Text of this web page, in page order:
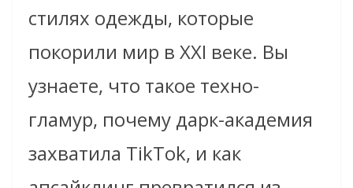
стилях одежды, которые
покорили мир в XXI веке. Вы
узнаете, что такое техно-
гламур, почему дарк-академия
захватила TikTok, и как